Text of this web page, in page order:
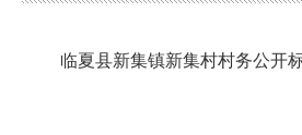
临夏县新集镇新集村村务公开